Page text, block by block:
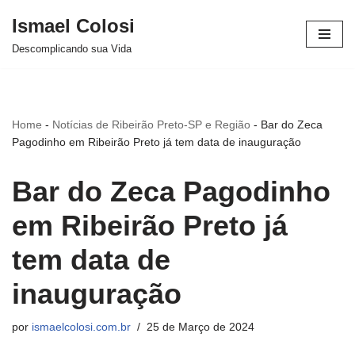
Avançar
Ismael Colosi
Descomplicando sua Vida
Home - Notícias de Ribeirão Preto-SP e Região - Bar do Zeca
Pagodinho em Ribeirão Preto já tem data de inauguração
Bar do Zeca Pagodinho
em Ribeirão Preto já
tem data de
inauguração
por ismaelcolosi.com.br 25 de Março de 2024